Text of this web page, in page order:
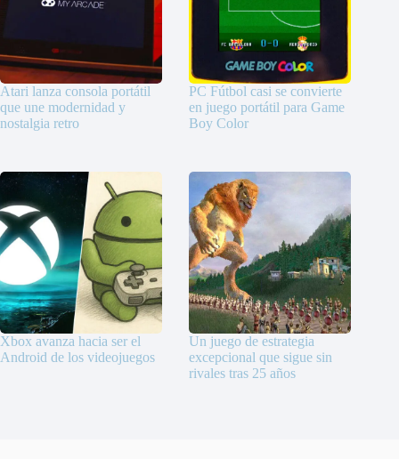
Atari lanza consola portátil
que une modernidad y
nostalgia retro
PC Fútbol casi se convierte
en juego portátil para Game
Boy Color
Xbox avanza hacia ser el
Android de los videojuegos
Un juego de estrategia
excepcional que sigue sin
rivales tras 25 años